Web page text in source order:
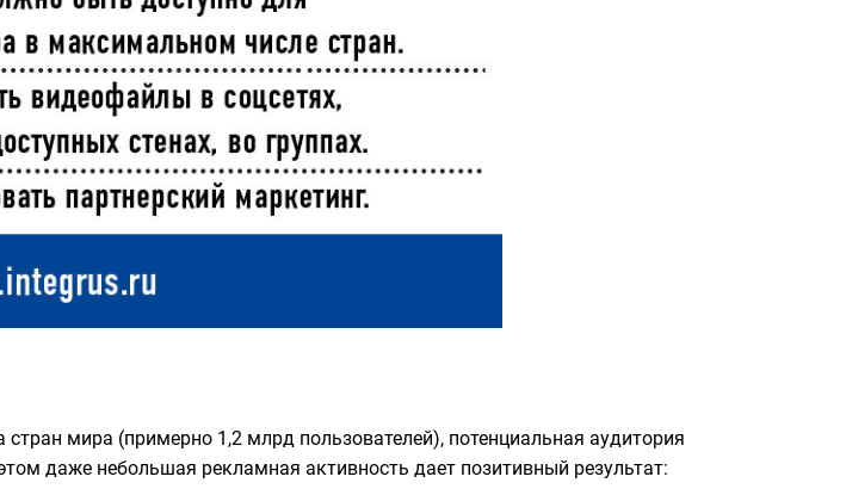
мира (примерно 1,2 млрд пользователей), потенциальная аудитория
даже небольшая рекламная активность дает позитивный результат: